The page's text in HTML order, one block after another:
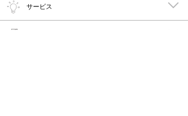
サービス